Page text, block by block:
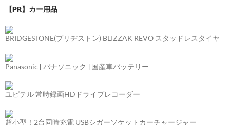
【PR】カー用品
BRIDGESTONE(ブリヂストン) BLIZZAK REVO スタッドレスタイヤ
Panasonic [ パナソニック ] 国産車バッテリー
ユピテル 常時録画HDドライブレコーダー
超小型！2台同時充電 USBシガーソケットカーチャージャー